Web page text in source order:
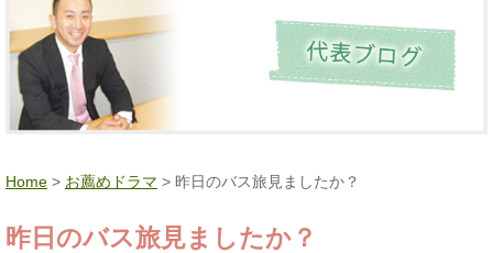
Home > お薦めドラマ > 昨日のバス旅見ましたか？
昨日のバス旅見ましたか？